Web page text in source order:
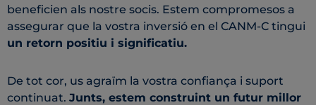
beneficien als nostre socis. Estem compromesos a
assegurar que la vostra inversió en el CANM-C tingui
un retorn positiu i significatiu.
De tot cor, us agraïm la vostra confiança i suport
continuat. Junts, estem construint un futur millor